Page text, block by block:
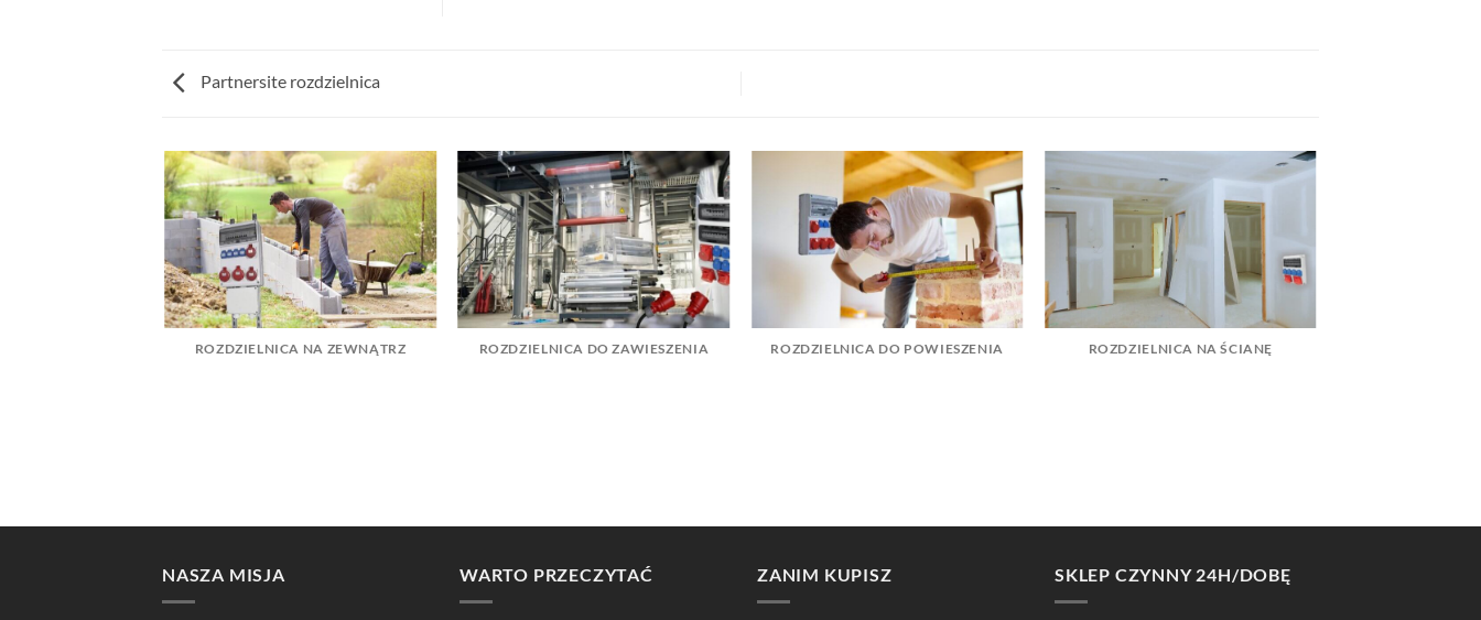
Partnersite rozdzielnica
ROZDZIELNICA NA ZEWNĄTRZ ROZDZIELNICA DO ZAWIESZENIA ROZDZIELNICA DO POWIESZENIA ROZDZIELNICA NA ŚCIANĘ
NASZA MISJA WARTO PRZECZYTAĆ ZANIM KUPISZ SKLEP CZYNNY 24H/DOBĘ